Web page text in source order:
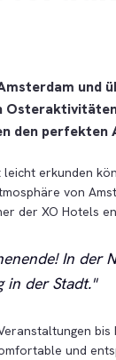
und
den
erkunden
von
der XO Hotels
In der
in der Stadt.
bis
und